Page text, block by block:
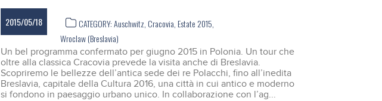
2015/05/18 CATEGORY:Auschwitz,Cracovia,Estate 2015,
Wroclaw (Breslavia)
Un bel programma confermato per giugno 2015 in Polonia. Un tour che
oltre alla classica Cracovia prevede la visita anche di Breslavia.
Scopriremo le bellezze dell’antica sede dei re Polacchi, fino all’inedita
Breslavia, capitale della Cultura 2016, una città in cui antico e moderno
si fondono in paesaggio urbano unico. In collaborazione con l’ag...